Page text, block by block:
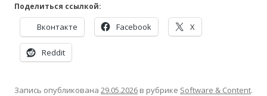
Поделиться ссылкой:
Вконтакте Facebook X
Reddit
Запись опубликована 29.05.2026 в рубрике Software & Content.